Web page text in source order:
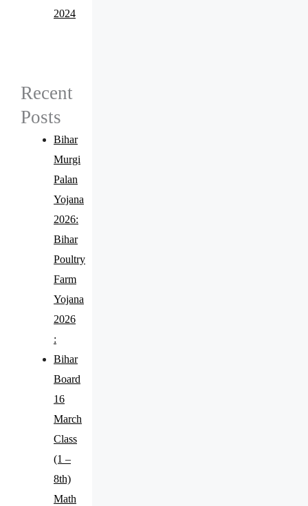
2024
Recent
Posts
Bihar
Murgi
Palan
Yojana
2026:
Bihar
Poultry
Farm
Yojana
2026
:
Bihar
Board
16
March
Class
(1 –
8th)
Math